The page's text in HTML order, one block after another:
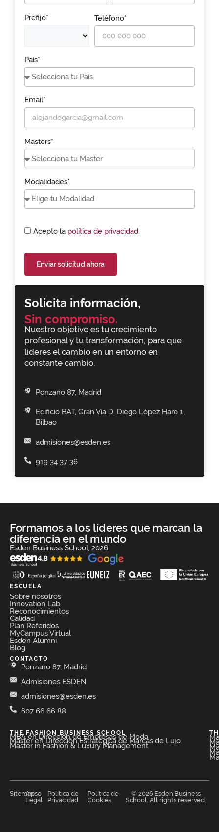
Solicita información,
Sin compromiso.
Nuestro objetivo es tu crecimiento
profesional y tu transformación, para que
lideres el cambio en un entorno en
constante cambio.
Ponzano 87, Madrid
Edificio BAT, Gran Vía D. Diego López Haro 1,
Bilbao
admisiones@esden.es
919 34 37 36
Prefijo* Teléfono*
País*
Email*
Masters*
Modalidades*
Acepto la política de privacidad.
Enviar solicitud ahora
Formamos a los líderes que marcan la
diferencia en el mundo
Esden Business School, 2026.
ESCUELA
Sobre nosotros
Innovation Lab
Reconocimientos
Calidad
Plan Referidos
MyCampus Virtual
Esden Alumni
Blog
CONTACTO
Ponzano 87, Madrid
Admisiones ESDEN
admisiones@esden.es
607 66 66 88
THE FASHION BUSINESS SCHOOL​
MBA en Dirección de Empresas de Moda​
Máster en Dirección Estratégica de Marcas de Lujo
Master in Fashion & Luxury Management
© 2026 Esden Business
School. All rights reserved.
Sitemap
Aviso
Legal
Política de
Privacidad
Política de
Cookies